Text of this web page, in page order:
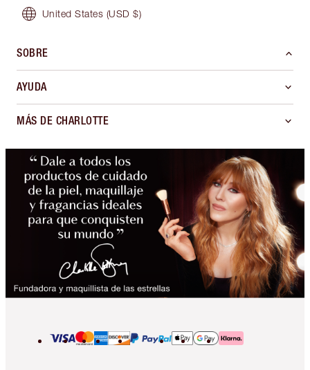
United States (USD $)
SOBRE
AYUDA
MÁS DE CHARLOTTE